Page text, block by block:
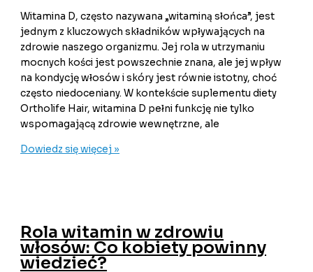
Witamina D, często nazywana „witaminą słońca”, jest
jednym z kluczowych składników wpływających na
zdrowie naszego organizmu. Jej rola w utrzymaniu
mocnych kości jest powszechnie znana, ale jej wpływ
na kondycję włosów i skóry jest równie istotny, choć
często niedoceniany. W kontekście suplementu diety
Ortholife Hair, witamina D pełni funkcję nie tylko
wspomagającą zdrowie wewnętrzne, ale
Dowiedz się więcej »
Rola witamin w zdrowiu
włosów: Co kobiety powinny
wiedzieć?